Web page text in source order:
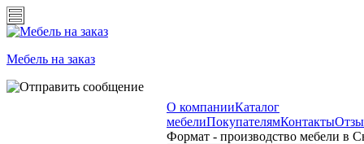
Мебель на заказ
О компанииКаталог
мебелиПокупателямКонтакты
Формат - производство мебели в